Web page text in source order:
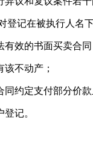
登记在被执行人
有效的书面买卖合
该不动产；
同约定支付部分价
记。